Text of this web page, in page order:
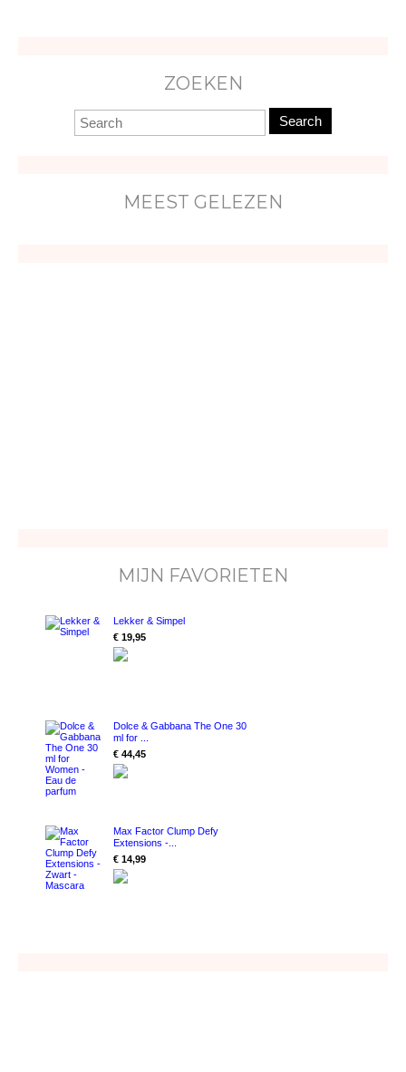
ZOEKEN
Search
MEEST GELEZEN
MIJN FAVORIETEN
Lekker & Simpel
€ 19,95
Dolce & Gabbana The One 30
ml for ...
€ 44,45
Max Factor Clump Defy
Extensions -...
€ 14,99